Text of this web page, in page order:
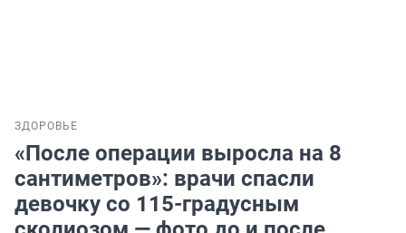
ЗДОРОВЬЕ
«После операции выросла на 8
сантиметров»: врачи спасли
девочку со 115-градусным